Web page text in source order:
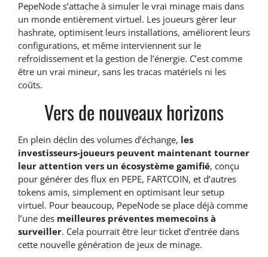
PepeNode s’attache à simuler le vrai minage mais dans
un monde entièrement virtuel. Les joueurs gérer leur
hashrate, optimisent leurs installations, améliorent leurs
configurations, et même interviennent sur le
refroidissement et la gestion de l’énergie. C’est comme
être un vrai mineur, sans les tracas matériels ni les
coûts.
Vers de nouveaux horizons
En plein déclin des volumes d’échange, les
investisseurs-joueurs peuvent maintenant tourner
leur attention vers un écosystème gamifié, conçu
pour générer des flux en PEPE, FARTCOIN, et d’autres
tokens amis, simplement en optimisant leur setup
virtuel. Pour beaucoup, PepeNode se place déjà comme
l’une des meilleures préventes memecoins à
surveiller. Cela pourrait être leur ticket d’entrée dans
cette nouvelle génération de jeux de minage.